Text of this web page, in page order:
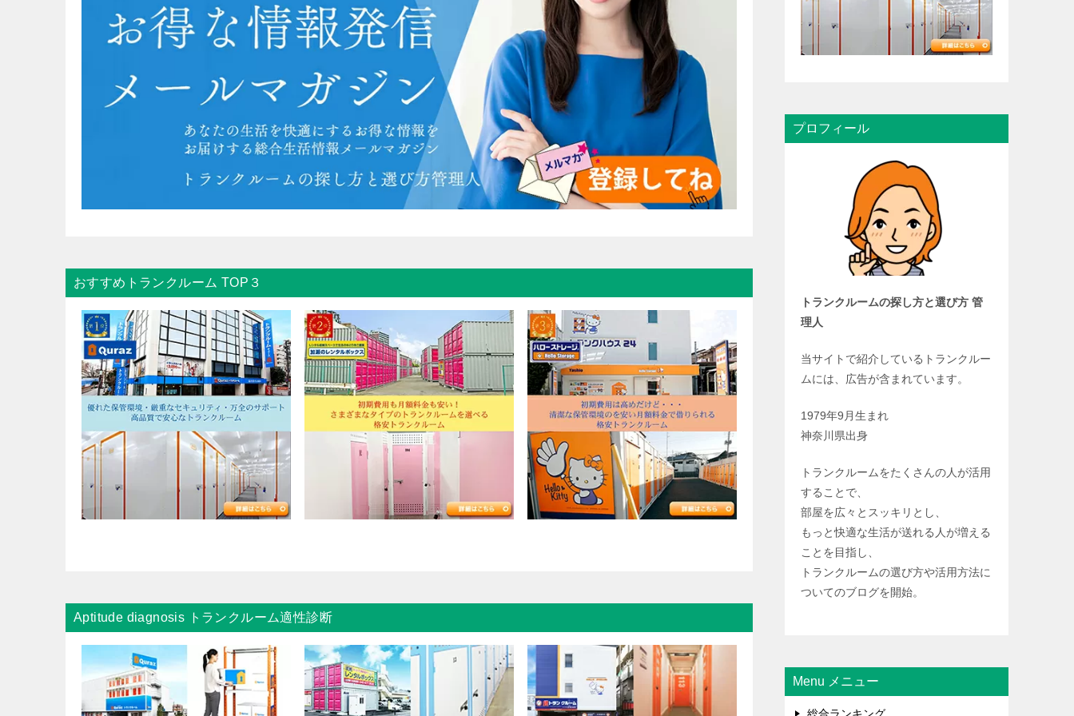
おすすめトランクルーム TOP３
Aptitude diagnosis トランクルーム適性診断
プロフィール
トランクルームの探し方と選び方 管
理人
当サイトで紹介しているトランクルー
ムには、広告が含まれています。
1979年9月生まれ
神奈川県出身
トランクルームをたくさんの人が活用
することで、
部屋を広々とスッキリとし、
もっと快適な生活が送れる人が増える
ことを目指し、
トランクルームの選び方や活用方法に
ついてのブログを開始。
Menu メニュー